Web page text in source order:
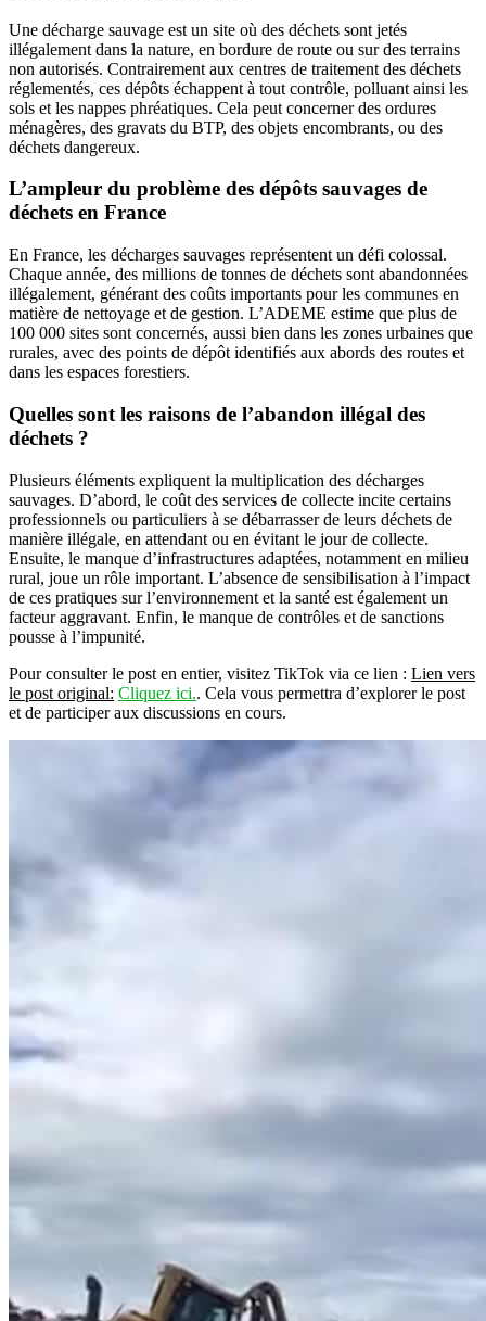
Une décharge sauvage est un site où des déchets sont jetés
illégalement dans la nature, en bordure de route ou sur des terrains
non autorisés. Contrairement aux centres de traitement des déchets
réglementés, ces dépôts échappent à tout contrôle, polluant ainsi les
sols et les nappes phréatiques. Cela peut concerner des ordures
ménagères, des gravats du BTP, des objets encombrants, ou des
déchets dangereux.
L’ampleur du problème des dépôts sauvages de
déchets en France
En France, les décharges sauvages représentent un défi colossal.
Chaque année, des millions de tonnes de déchets sont abandonnées
illégalement, générant des coûts importants pour les communes en
matière de nettoyage et de gestion. L’ADEME estime que plus de
100 000 sites sont concernés, aussi bien dans les zones urbaines que
rurales, avec des points de dépôt identifiés aux abords des routes et
dans les espaces forestiers.
Quelles sont les raisons de l’abandon illégal des
déchets ?
Plusieurs éléments expliquent la multiplication des décharges
sauvages. D’abord, le coût des services de collecte incite certains
professionnels ou particuliers à se débarrasser de leurs déchets de
manière illégale, en attendant ou en évitant le jour de collecte.
Ensuite, le manque d’infrastructures adaptées, notamment en milieu
rural, joue un rôle important. L’absence de sensibilisation à l’impact
de ces pratiques sur l’environnement et la santé est également un
facteur aggravant. Enfin, le manque de contrôles et de sanctions
pousse à l’impunité.
Pour consulter le post en entier, visitez TikTok via ce lien : Lien vers
le post original: Cliquez ici.. Cela vous permettra d’explorer le post
et de participer aux discussions en cours.